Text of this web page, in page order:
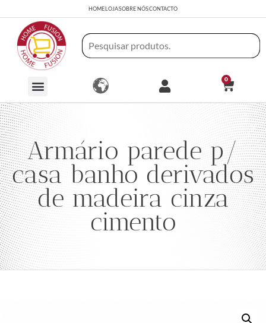
HOMELOJASOBRE NÓSCONTACTO
0
Armário parede p/
casa banho derivados
de madeira cinza
cimento